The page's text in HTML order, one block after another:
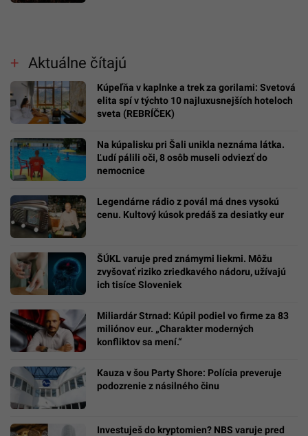
Aktuálne čítajú
Kúpeľňa v kaplnke a trek za gorilami: Svetová
elita spí v týchto 10 najluxusnejších hoteloch
sveta (REBRÍČEK)
Na kúpalisku pri Šali unikla neznáma látka.
Ľudí pálili oči, 8 osôb museli odviezť do
nemocnice
Legendárne rádio z povál má dnes vysokú
cenu. Kultový kúsok predáš za desiatky eur
ŠÚKL varuje pred známymi liekmi. Môžu
zvyšovať riziko zriedkavého nádoru, užívajú
ich tisíce Sloveniek
Miliardár Strnad: Kúpil podiel vo firme za 83
miliónov eur. „Charakter moderných
konfliktov sa mení.“
Kauza v šou Party Shore: Polícia preveruje
podozrenie z násilného činu
Investuješ do kryptomien? NBS varuje pred